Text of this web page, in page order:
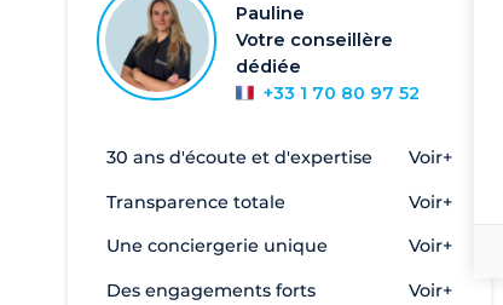
Angoulême
Argens
Bellegarde
Briare
Buzet-sur-Baïse
14
Cahors
14
Pauline
Votre conseillère
dédiée
+33 1 70 80 97 52
30 ans d'écoute et d'expertise Voir+
Transparence totale Voir+
Une conciergerie unique Voir+
Des engagements forts Voir+